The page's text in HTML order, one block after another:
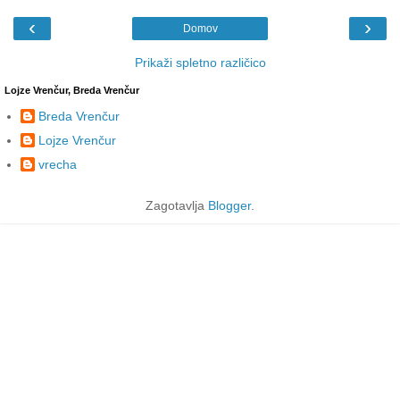
‹ ›
Domov
Prikaži spletno različico
Lojze Vrenčur, Breda Vrenčur
Breda Vrenčur
Lojze Vrenčur
vrecha
Zagotavlja Blogger.